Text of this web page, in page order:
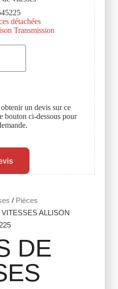
/ Pièces
ALLISON
DE
détachées
Transmission
un devis sur ce
bouton ci-dessous pour